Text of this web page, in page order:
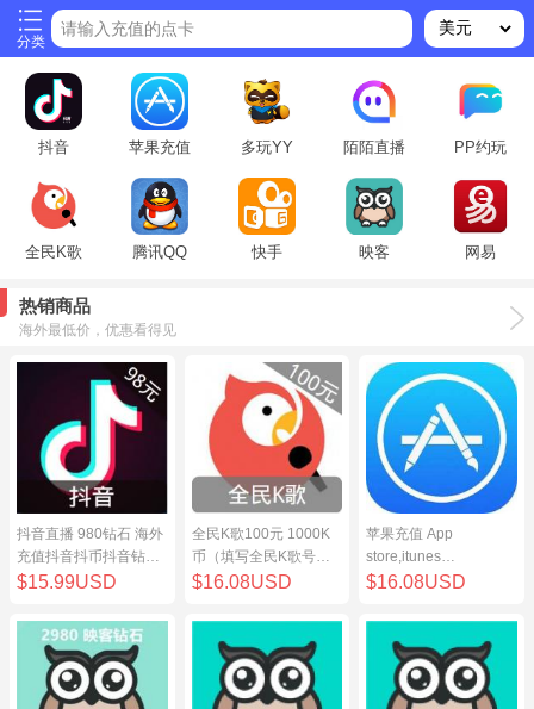
分类
请输入充值的点卡
抖音 苹果充值 多玩YY 陌陌直播 PP约玩
全民K歌 腾讯QQ 快手 映客 网易
热销商品
海外最低价，优惠看得见
抖音直播 980钻石 海外
充值抖音抖币抖音钻98
元
$15.99USD
全民K歌100元 1000K
币（填写全民K歌号充
值）
$16.08USD
苹果充值 App
store,itunes
store,iphone,ipad中国
$16.08USD